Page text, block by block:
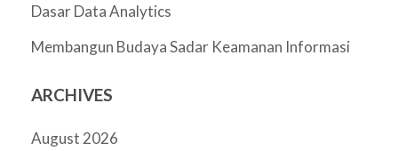
Dasar Data Analytics
Membangun Budaya Sadar Keamanan Informasi
ARCHIVES
August 2026